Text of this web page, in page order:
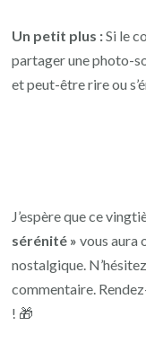
Un petit plus :Si le
partager une photo-
et peut-être rire ou
J’espère que ce
sérénité » vous aura
nostalgique.
commentaire.
! 🎁